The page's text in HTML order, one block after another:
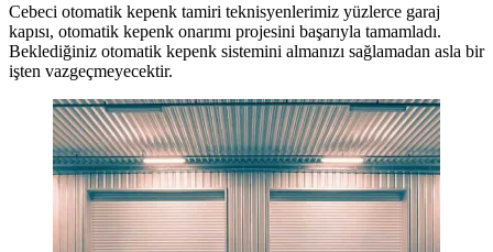
Cebeci otomatik kepenk tamiri teknisyenlerimiz yüzlerce garaj
kapısı, otomatik kepenk onarımı projesini başarıyla tamamladı.
Beklediğiniz otomatik kepenk sistemini almanızı sağlamadan asla bir
işten vazgeçmeyecektir.